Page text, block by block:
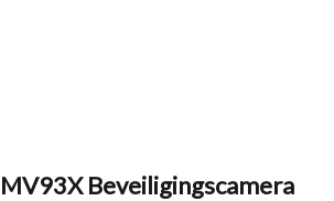
Beveiligingscamera